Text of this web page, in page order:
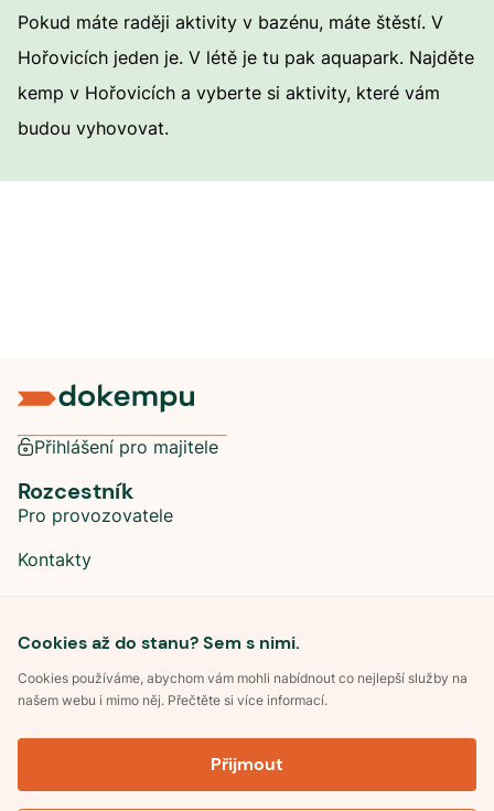
Pokud máte raději aktivity v bazénu, máte štěstí. V
Hořovicích jeden je. V létě je tu pak aquapark. Najděte
kemp v Hořovicích a vyberte si aktivity, které vám
budou vyhovovat.
Cookies až do stanu? Sem s nimi.
Cookies používáme, abychom vám mohli nabídnout co nejlepší služby na
našem webu i mimo něj. Přečtěte si více informací.
Přijmout
Přihlášení pro majitele
Rozcestník
Pro provozovatele
Kontakty
Sociální sítě